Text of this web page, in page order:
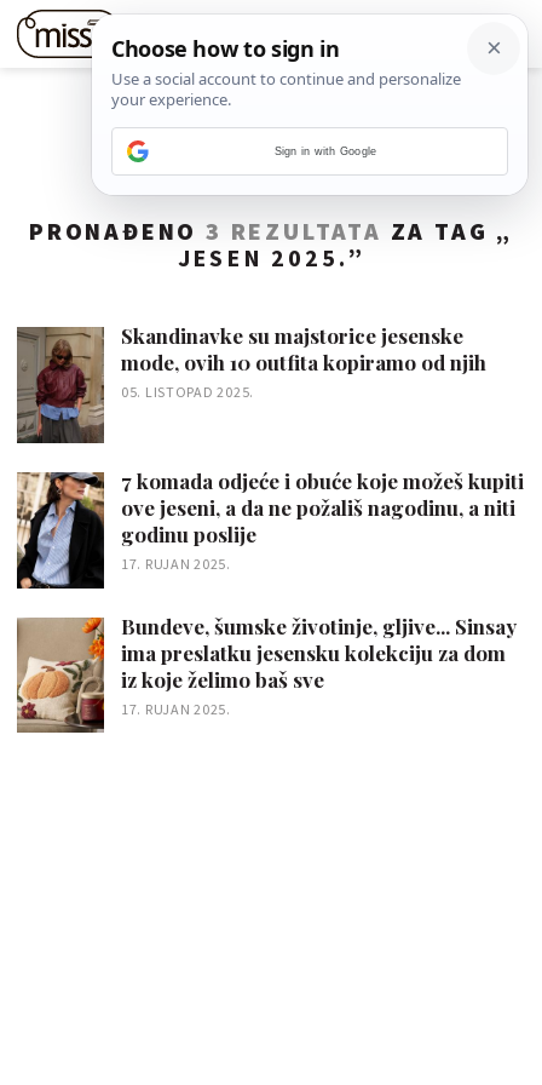
PRONAĐENO 3 REZULTATA ZA TAG „
JESEN 2025. ”
Skandinavke su majstorice jesenske
mode, ovih 10 outfita kopiramo od njih
05. LISTOPAD 2025.
7 komada odjeće i obuće koje možeš kupiti
ove jeseni, a da ne požališ nagodinu, a niti
godinu poslije
17. RUJAN 2025.
Bundeve, šumske životinje, gljive... Sinsay
ima preslatku jesensku kolekciju za dom
iz koje želimo baš sve
17. RUJAN 2025.
Sign in with Google